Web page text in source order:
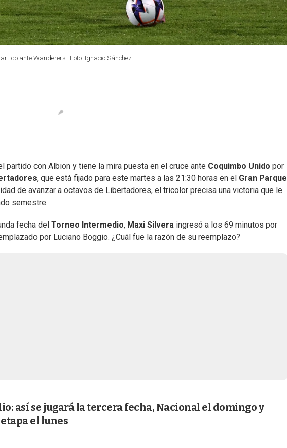
ante Wanderers. Foto: Ignacio Sánchez.
partido con Albion y tiene la mira puesta en el cruce ante Coquimbo Unido por
, que está fijado para este martes a las 21:30 horas en el Gran Parque
de avanzar a octavos de Libertadores, el tricolor precisa una victoria que le
semestre.
fecha del Torneo Intermedio, Maxi Silvera ingresó a los 69 minutos por
por Luciano Boggio. ¿Cuál fue la razón de su reemplazo?
así se jugará la tercera fecha, Nacional el domingo y
el lunes